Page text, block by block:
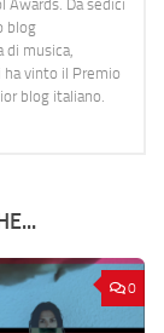
Awards. Da sedici
blog
di musica,
ha vinto il Premio
blog italiano.
0